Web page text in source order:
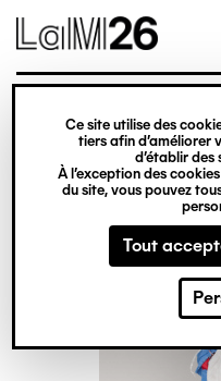
Gestion des cookies
Ce site utilise des
tiers afin d’améliorer
d’établir des
À l’exception des
du site, vous pouvez
Tout
contenu